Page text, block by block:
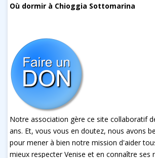
Où dormir à Chioggia Sottomarina
Notre association gère ce site collaboratif
ans. Et, vous vous en doutez, nous avons
pour mener à bien notre mission d'aider
mieux respecter Venise et en connaître ses